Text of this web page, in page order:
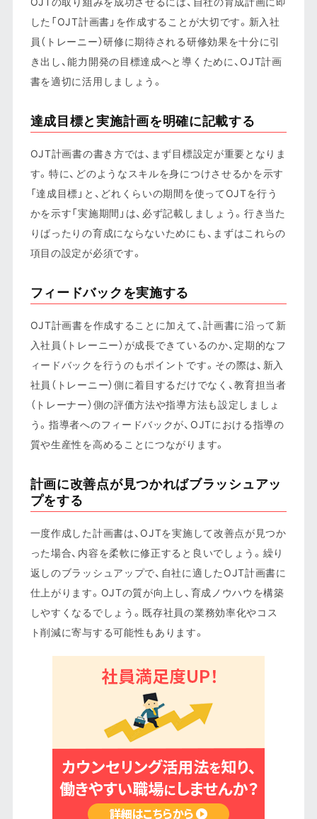
した「OJT計画書」を作成することが大切です。新入社
員（トレーニー）研修に期待される研修効果を十分に引
き出し、能力開発の目標達成へと導くために、OJT計画
書を適切に活用しましょう。
達成目標と実施計画を明確に記載する
OJT計画書の書き方では、まず目標設定が重要となりま
す。特に、どのようなスキルを身につけさせるかを示す
「達成目標」と、どれくらいの期間を使ってOJTを行う
かを示す「実施期間」は、必ず記載しましょう。行き当た
りばったりの育成にならないためにも、まずはこれらの
項目の設定が必須です。
フィードバックを実施する
OJT計画書を作成することに加えて、計画書に沿って新
入社員（トレーニー）が成長できているのか、定期的なフ
ィードバックを行うのもポイントです。その際は、新入
社員（トレーニー）側に着目するだけでなく、教育担当者
（トレーナー）側の評価方法や指導方法も設定しましょ
う。指導者へのフィードバックが、OJTにおける指導の
質や生産性を高めることにつながります。
計画に改善点が見つかればブラッシュアッ
プをする
一度作成した計画書は、OJTを実施して改善点が見つか
った場合、内容を柔軟に修正すると良いでしょう。繰り
返しのブラッシュアップで、自社に適したOJT計画書に
仕上がります。OJTの質が向上し、育成ノウハウを構築
しやすくなるでしょう。既存社員の業務効率化やコス
ト削減に寄与する可能性もあります。